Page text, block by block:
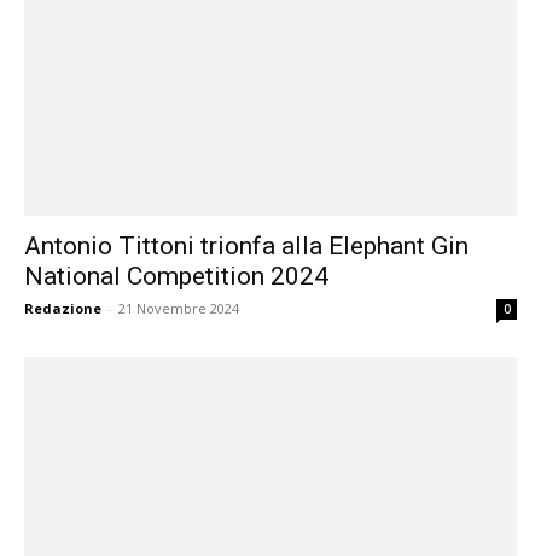
Antonio Tittoni trionfa alla Elephant Gin
National Competition 2024
Redazione - 21 Novembre 2024 0